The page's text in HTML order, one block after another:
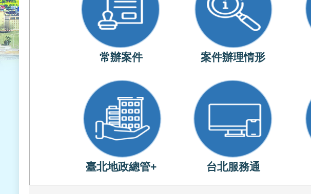
常辦案件 案件辦理情形
臺北地政總管+ 台北服務通